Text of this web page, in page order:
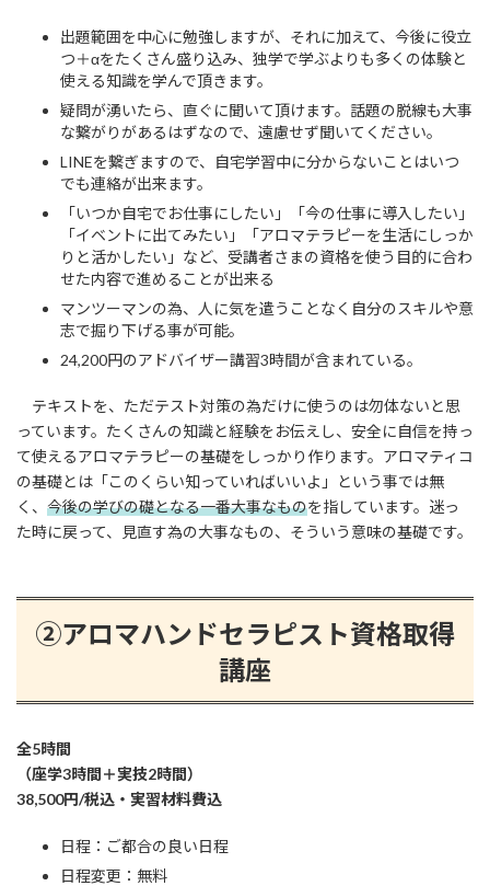
出題範囲を中心に勉強しますが、それに加えて、今後に役立
つ＋αをたくさん盛り込み、独学で学ぶよりも多くの体験と
使える知識を学んで頂きます。
疑問が湧いたら、直ぐに聞いて頂けます。話題の脱線も大事
な繋がりがあるはずなので、遠慮せず聞いてください。
LINEを繋ぎますので、自宅学習中に分からないことはいつ
でも連絡が出来ます。
「いつか自宅でお仕事にしたい」「今の仕事に導入したい」
「イベントに出てみたい」「アロマテラピーを生活にしっか
りと活かしたい」など、受講者さまの資格を使う目的に合わ
せた内容で進めることが出来る
マンツーマンの為、人に気を遣うことなく自分のスキルや意
志で掘り下げる事が可能。
24,200円のアドバイザー講習3時間が含まれている。
テキストを、ただテスト対策の為だけに使うのは勿体ないと思
っています。たくさんの知識と経験をお伝えし、安全に自信を持っ
て使えるアロマテラピーの基礎をしっかり作ります。アロマティコ
の基礎とは「このくらい知っていればいいよ」という事では無
く、 今後の学びの礎となる一番大事なものを指しています。迷っ
た時に戻って、見直す為の大事なもの、そういう意味の基礎です。
➁アロマハンドセラピスト資格取得
講座
全5時間
（座学3時間＋実技2時間）
38,500円/税込・実習材料費込
​日程：ご都合の良い日程​
日程変更：無料